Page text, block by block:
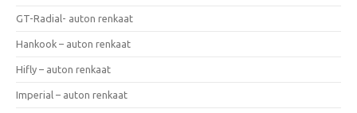
GT-Radial- auton renkaat
Hankook – auton renkaat
Hifly – auton renkaat
Imperial – auton renkaat